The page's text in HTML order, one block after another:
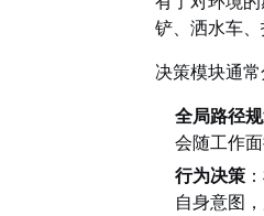
铲、洒水车
决策模块通常
全局路径
会随工作
行为决策
自身意图